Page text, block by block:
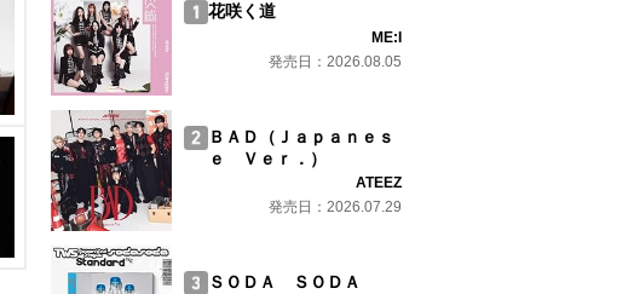
花咲く道
ME:I
発売日：2026.08.05
ＢＡＤ（Ｊａｐａｎｅｓ
ｅ Ｖｅｒ．）
ATEEZ
発売日：2026.07.29
ＳＯＤＡ ＳＯＤＡ